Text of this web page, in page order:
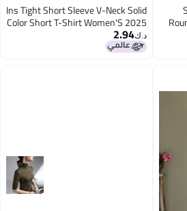
Ins Tight Short Sleeve V-Neck Solid
Color Short T-Shirt Women'S 2025
Summer Slimming High Waist
Navel Top Women'S
د.ك‏2.94